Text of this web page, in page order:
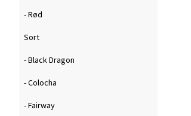
- Rød
Sort
- Black Dragon
- Colocha
- Fairway